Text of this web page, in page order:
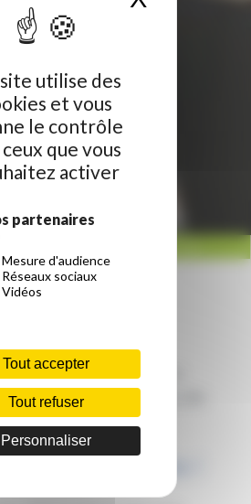
utilise des
et vous
le contrôle
que vous
activer
partenaires
Mesure d'audience
Réseaux sociaux
Vidéos
Tout accepter
Tout refuser
Personnaliser
2024, le Forum Cap sur le
Palais du Nouveau Siècle de Lille
internationale !